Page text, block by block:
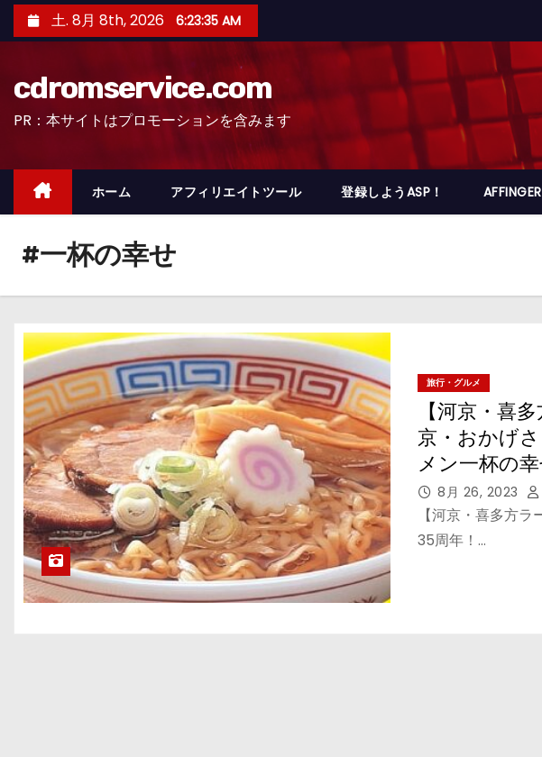
ン
ッ
土. 8月 8th, 2026 6:23:36 AM
cdromservice.com
PR：本サイトはプロモーションを含みます
ホーム アフィリエイトツール 登録しようASP！
#一杯の幸せ
旅行・グルメ
【河京・喜
京・おかげ
メン一杯の
8月 26, 2023
【河京・喜多方
35周年！…